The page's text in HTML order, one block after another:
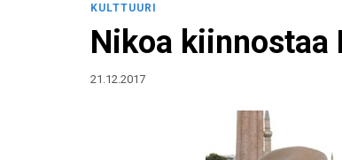
KULTTUURI
Nikoa kiinnostaa
21.12.2017